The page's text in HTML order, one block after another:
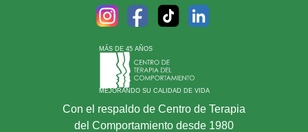
MÁS DE 45 AÑOS
MEJORANDO SU CALIDAD DE VIDA
Con el respaldo de Centro de Terapia
del Comportamiento desde 1980